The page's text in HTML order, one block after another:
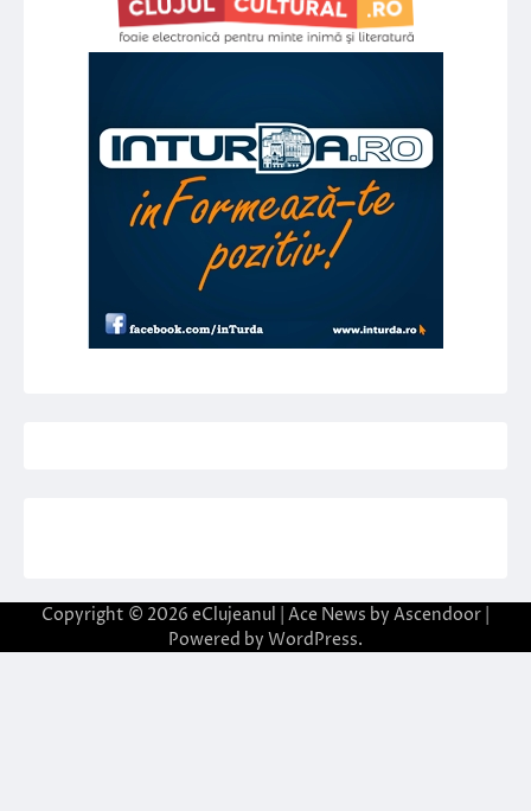
Copyright © 2026 eClujeanul | Ace News by Ascendoor
Powered by WordPress.